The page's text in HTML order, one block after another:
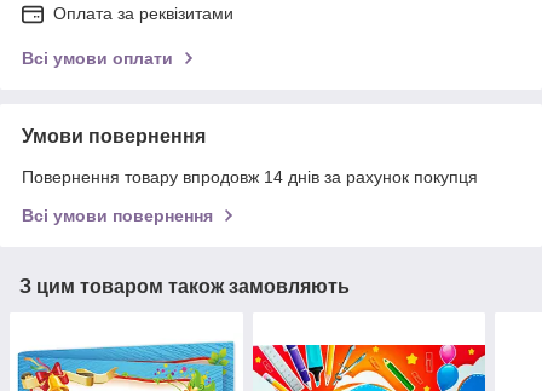
Оплата за реквізитами
Всі умови оплати
Умови повернення
Повернення товару впродовж 14 днів за рахунок покупця
Всі умови повернення
З цим товаром також замовляють